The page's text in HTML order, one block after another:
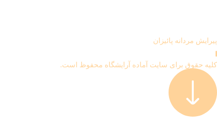
پیرایش مردانه پائیزان
کلیه حقوق برای سایت آماده آرایشگاه محفوظ است.